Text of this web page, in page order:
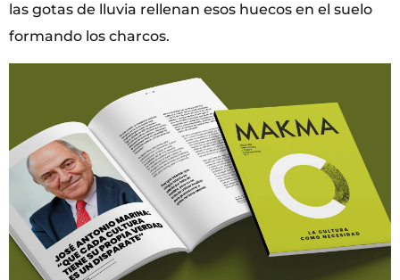
las gotas de lluvia rellenan esos huecos en el suelo
formando los charcos.